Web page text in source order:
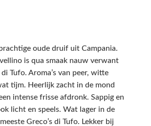
oude druif uit Campania.
is qua smaak nauw verwant
Tufo. Aroma’s van peer, witte
tijm. Heerlijk zacht in de mond
intense frisse afdronk. Sappig en
licht en speels. Wat lager in de
Greco’s di Tufo. Lekker bij